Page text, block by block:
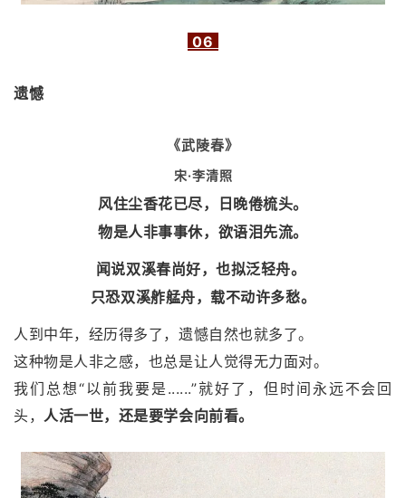
06
遗憾
《武陵春》
宋·李清照
风住尘香花已尽，日晚倦梳头。
物是人非事事休，欲语泪先流。
闻说双溪春尚好，也拟泛轻舟。
只恐双溪舴艋舟，载不动许多愁。
人到中年，经历得多了，遗憾自然也就多了。
这种物是人非之感，也总是让人觉得无力面对。
我们总想“以前我要是......”就好了，但时间永远不会回
头， 人活一世，还是要学会向前看。